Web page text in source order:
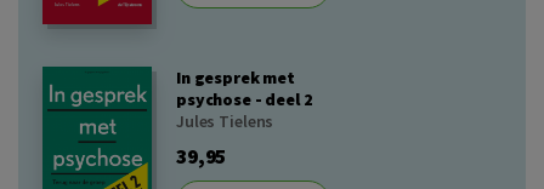
In gesprek met
psychose - deel 2
Jules Tielens
39,95